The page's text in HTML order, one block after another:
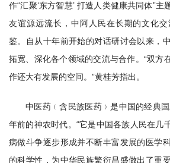
作“汇聚‘东方智慧’ 打造人类健康共同体”
友谊源远流长，中阿人民在长期的文化
鉴。自从十年前开始的对话研讨会以来，
拓宽、深化各个领域的交流与合作。“双方
作还大有发展的空间。”黄桂芳指出。
中医药﹙含民族医药﹚是中国的经典
年前的神农时代。“它是中国各族人民在几
病做斗争逐步形成并不断丰富发展的医学
的科学性，为中华民族繁衍昌盛做出了重